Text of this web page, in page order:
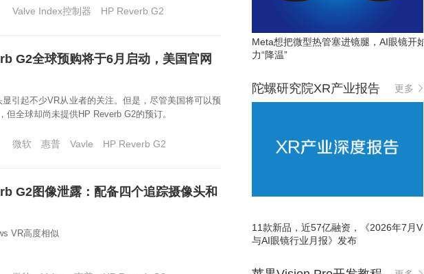
Valve Index控制器 HP Reverb G2
G2全球预购将于6月启动，美国官网
引起不少VR从业者的关注。但是，尽管美国将可以预
但全球却尚未提供HP Reverb G2的预订。
微软 惠普 Vavle HP Reverb G2
G2图像泄露：配备四个追踪摄像头和
VR高度相似
Meta想把微型热管塞进镜腿，AI眼镜开
力“降温”
陀螺研究院XR产业报告 更多
11款新品，近57亿融资，《2026年7月
与AI眼镜行业月报》发布